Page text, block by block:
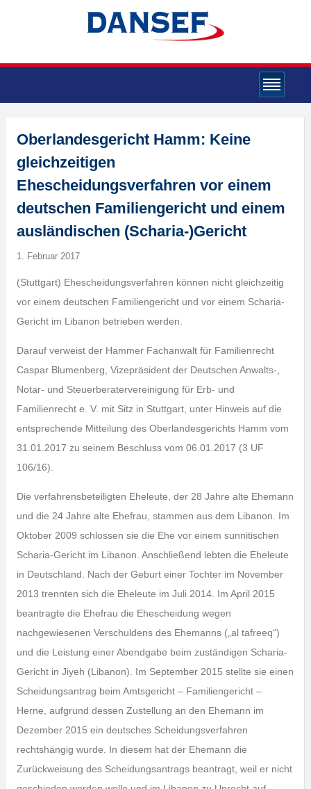
Oberlandesgericht Hamm: Keine
gleichzeitigen
Ehescheidungsverfahren vor einem
deutschen Familiengericht und einem
ausländischen (Scharia-)Gericht
1. Februar 2017
(Stuttgart) Ehescheidungsverfahren können nicht gleichzeitig
vor einem deutschen Familiengericht und vor einem Scharia-
Gericht im Libanon betrieben werden.
Darauf verweist der Hammer Fachanwalt für Familienrecht
Caspar Blumenberg, Vizepräsident der Deutschen Anwalts-,
Notar- und Steuerberatervereinigung für Erb- und
Familienrecht e. V. mit Sitz in Stuttgart, unter Hinweis auf die
entsprechende Mitteilung des Oberlandesgerichts Hamm vom
31.01.2017 zu seinem Beschluss vom 06.01.2017 (3 UF
106/16).
Die verfahrensbeteiligten Eheleute, der 28 Jahre alte Ehemann
und die 24 Jahre alte Ehefrau, stammen aus dem Libanon. Im
Oktober 2009 schlossen sie die Ehe vor einem sunnitischen
Scharia-Gericht im Libanon. Anschließend lebten die Eheleute
in Deutschland. Nach der Geburt einer Tochter im November
2013 trennten sich die Eheleute im Juli 2014. Im April 2015
beantragte die Ehefrau die Ehescheidung wegen
nachgewiesenen Verschuldens des Ehemanns („al tafreeq“)
und die Leistung einer Abendgabe beim zuständigen Scharia-
Gericht in Jiyeh (Libanon). Im September 2015 stellte sie einen
Scheidungsantrag beim Amtsgericht – Familiengericht –
Herne, aufgrund dessen Zustellung an den Ehemann im
Dezember 2015 ein deutsches Scheidungsverfahren
rechtshängig wurde. In diesem hat der Ehemann die
Zurückweisung des Scheidungsantrags beantragt, weil er nicht